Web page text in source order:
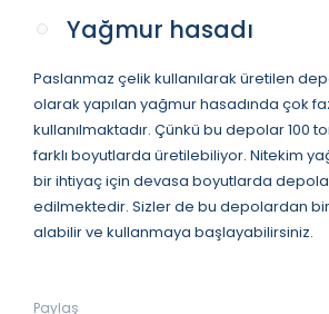
Yağmur hasadı
Paslanmaz çelik kullanılarak üretilen
olarak yapılan yağmur hasadında çok
kullanılmaktadır. Çünkü bu depolar 100
farklı boyutlarda üretilebiliyor. Nitekim
bir ihtiyaç için devasa boyutlarda
edilmektedir. Sizler de bu depolardan
alabilir ve kullanmaya başlayabilirsiniz.
Paylaş